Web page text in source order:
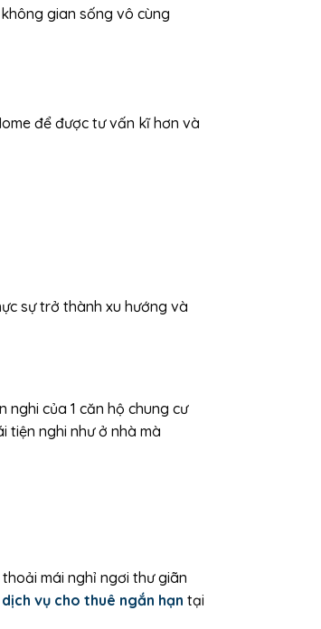
gian sống vô cùng
để được tư vấn kĩ hơn và
sự trở thành xu hướng và
của 1 căn hộ chung cư
tiện nghi như ở nhà mà
mái nghỉ ngơi thư giãn
vụ cho thuê ngắn hạn tại